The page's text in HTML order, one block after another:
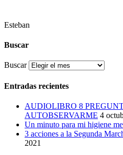
Esteban
Buscar
Buscar
Entradas recientes
AUDIOLIBRO 8
AUTOBSERVARME 4
Un minuto para mi higiene
3 acciones a la Segunda
2021